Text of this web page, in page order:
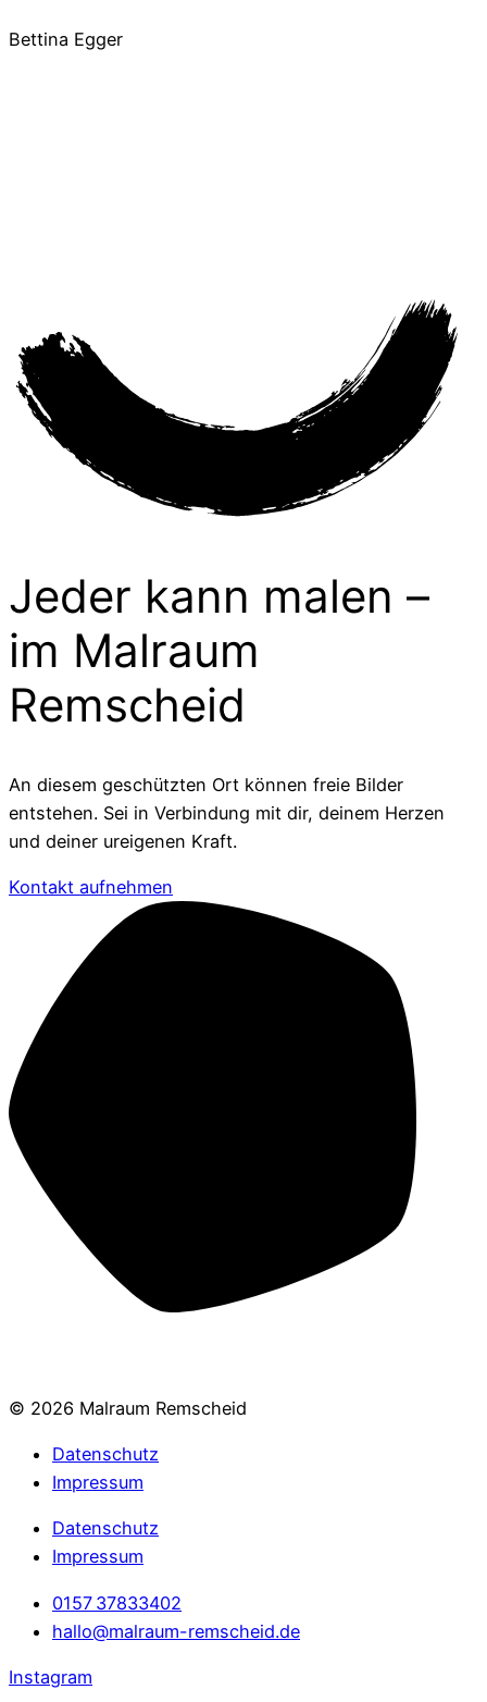
Bettina Egger
Jeder kann malen –
im Malraum
Remscheid
An diesem geschützten Ort können freie Bilder
entstehen. Sei in Verbindung mit dir, deinem Herzen
und deiner ureigenen Kraft.
Kontakt aufnehmen
© 2026 Malraum Remscheid
Datenschutz
Impressum
Datenschutz
Impressum
0157 37833402
hallo@malraum-remscheid.de
Instagram